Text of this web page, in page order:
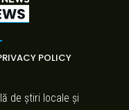
POLICY
de știri locale și